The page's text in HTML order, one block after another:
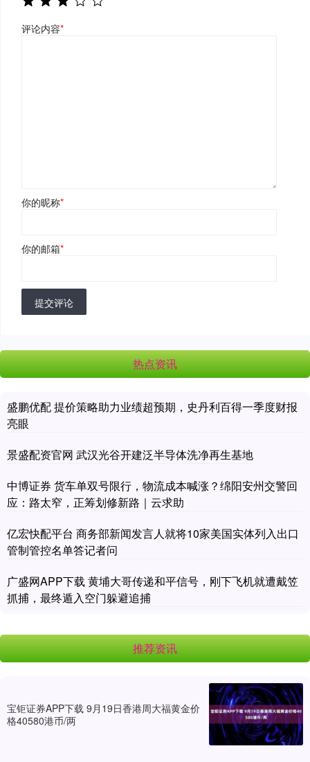
评论内容*
你的昵称*
你的邮箱*
提交评论
热点资讯
盛鹏优配 提价策略助力业绩超预期，史丹利百得一季度财报
亮眼
景盛配资官网 武汉光谷开建泛半导体洗净再生基地
中博证券 货车单双号限行，物流成本喊涨？绵阳安州交警回
应：路太窄，正筹划修新路｜云求助
亿宏快配平台 商务部新闻发言人就将10家美国实体列入出口
管制管控名单答记者问
广盛网APP下载 黄埔大哥传递和平信号，刚下飞机就遭戴笠
抓捕，最终遁入空门躲避追捕
推荐资讯
宝钜证券APP下载 9月19日香港周大福黄金价
格40580港币/两